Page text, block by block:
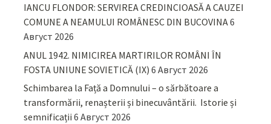
IANCU FLONDOR: SERVIREA CREDINCIOASĂ A CAUZEI
COMUNE A NEAMULUI ROMÂNESC DIN BUCOVINA6
Август 2026
ANUL 1942. NIMICIREA MARTIRILOR ROMÂNI ÎN
FOSTA UNIUNE SOVIETICĂ (IX) 6 Август 2026
Schimbarea la Față a Domnului – o sărbătoare a
transformării, renașterii și binecuvântării. Istorie și
semnificații 6 Август 2026